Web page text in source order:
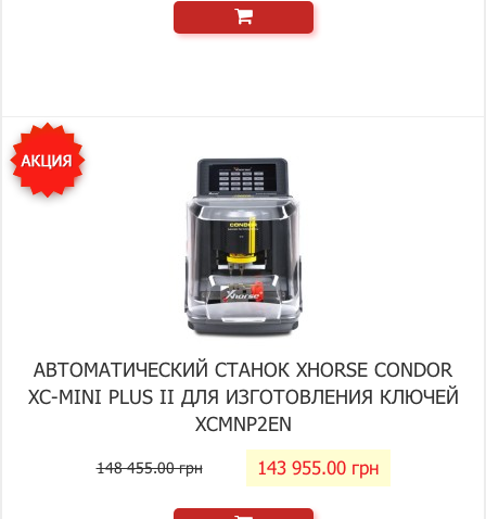
АВТОМАТИЧЕСКИЙ СТАНОК XHORSE CONDOR
XC-MINI PLUS II ДЛЯ ИЗГОТОВЛЕНИЯ КЛЮЧЕЙ
XCMNP2EN
148 455.00 грн 143 955.00 грн